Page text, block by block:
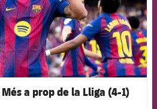
a prop de la Lliga (4-1)